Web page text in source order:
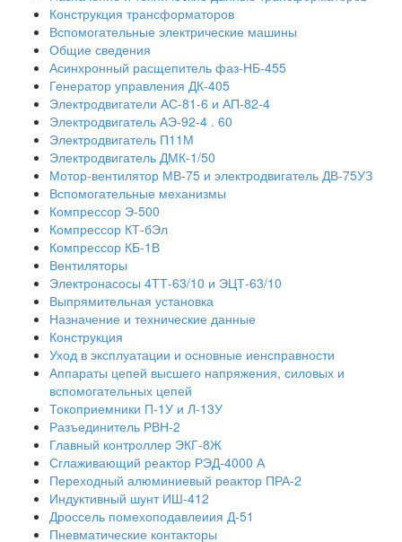
Конструкция трансформаторов
Вспомогательные электрические машины
Общие сведения
Асинхронный расщепитель фаз-НБ-455
Генератор управления ДК-405
Электродвигатели АС-81-6 и АП-82-4
Электродвигатель АЭ-92-4 . 60
Электродвигатель П11М
Электродвигатель ДМК-1/50
Мотор-вентилятор МВ-75 и электродвигатель ДВ-75УЗ
Вспомогательные механизмы
Компрессор Э-500
Компрессор КТ-бЭл
Компрессор КБ-1В
Вентиляторы
Электронасосы 4ТТ-63/10 и ЭЦТ-63/10
Выпрямительная установка
Назначение и технические данные
Конструкция
Уход в эксплуатации и основные иенсправности
Аппараты цепей высшего напряжения, силовых и
вспомогательных цепей
Токоприемники П-1У и Л-13У
Разъединитель РВН-2
Главный контроллер ЭКГ-8Ж
Сглаживающий реактор РЭД-4000 А
Переходный алюминиевый реактор ПРА-2
Индуктивный шунт ИШ-412
Дроссель помехоподавлеиия Д-51
Пневматические контакторы